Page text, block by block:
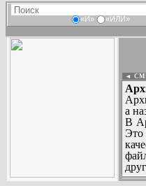
«И» «ИЛИ»
◄
а
В
Это